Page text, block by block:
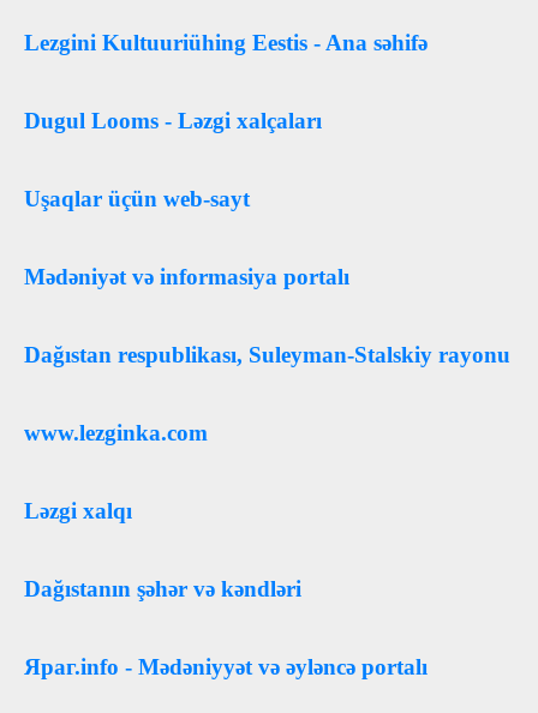
Lezgini Kultuuriühing Eestis - Ana səhifə
Dugul Looms - Ləzgi xalçaları
Uşaqlar üçün web-sayt
Mədəniyət və informasiya portalı
Dağıstan respublikası, Suleyman-Stalskiy rayonu
www.lezginka.com
Ləzgi xalqı
Dağıstanın şəhər və kəndləri
Яраг.info - Mədəniyyət və əyləncə portalı